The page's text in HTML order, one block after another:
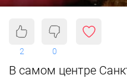
2 0
В самом центре